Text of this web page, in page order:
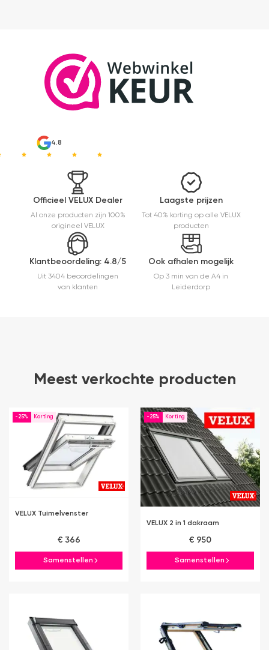
4.8
Officieel VELUX Dealer
Al onze producten zijn 100%
origineel VELUX
Laagste prijzen
Tot 40% korting op alle VELUX
producten
Klantbeoordeling: 4.8/5
Uit 3404 beoordelingen
van klanten
Ook afhalen mogelijk
Op 3 min van de A4 in
Leiderdorp
Meest verkochte producten
-25%
VELUX Tuimelvenster
€ 366
Samenstellen
-25%
VELUX 2 in 1 dakraam
€ 950
Samenstellen